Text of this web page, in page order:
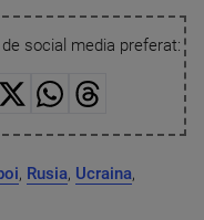
social media preferat:
, Rusia, Ucraina,